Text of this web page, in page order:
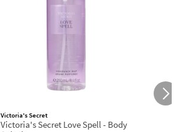
Victoria's Secret
Victoria's Secret Love Spell - Body